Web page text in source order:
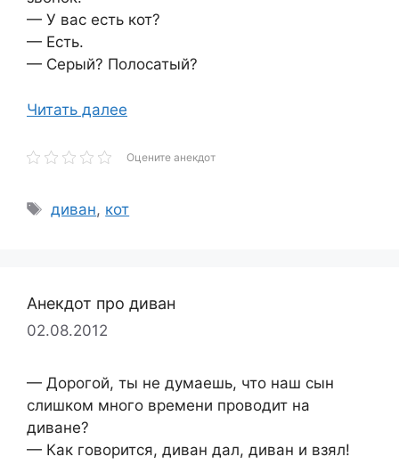
— У вас есть кот?
— Есть.
— Серый? Полосатый?
Читать далее
Оцените анекдот
Метки
диван, кот
Анекдот про диван
02.08.2012
— Дорогой, ты не думаешь, что наш сын
слишком много времени проводит на
диване?
— Как говорится, диван дал, диван и взял!